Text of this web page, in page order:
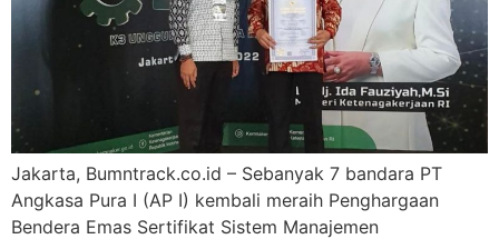
Jakarta, Bumntrack.co.id – Sebanyak 7 bandara PT
Angkasa Pura I (AP I) kembali meraih Penghargaan
Bendera Emas Sertifikat Sistem Manajemen